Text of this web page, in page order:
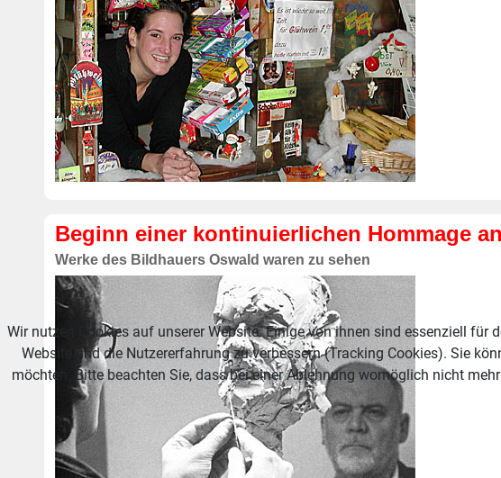
Beginn einer kontinuierlichen Hommage
Werke des Bildhauers Oswald waren zu sehen
Wir nutzen Cookies auf unserer Website. Einige von ihnen sind essenziell für
Website und die Nutzererfahrung zu verbessern (Tracking Cookies). Sie
möchten. Bitte beachten Sie, dass bei einer Ablehnung womöglich nicht